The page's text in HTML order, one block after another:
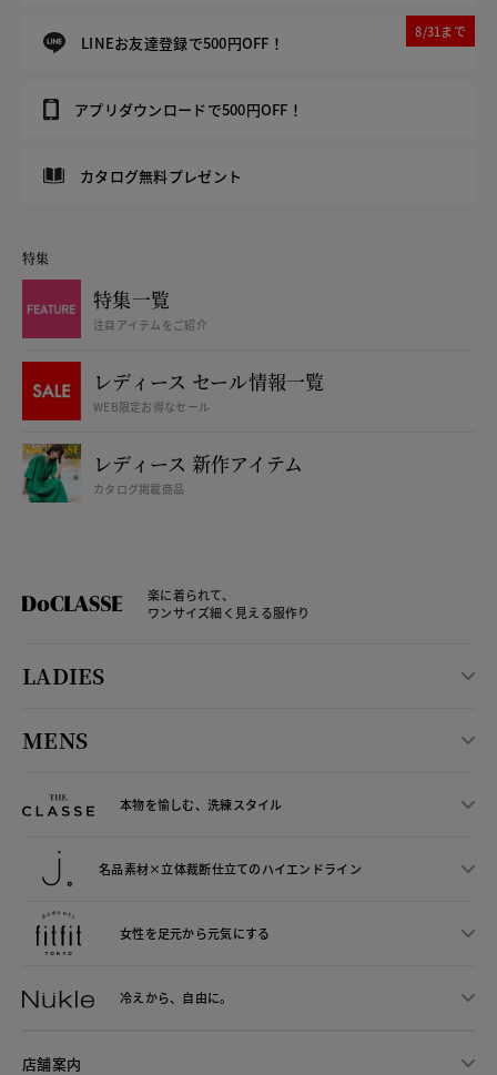
LINEお友達登録で500円OFF！
8/31まで
アプリダウンロードで500円OFF！
カタログ無料プレゼント
特集
特集一覧
注目アイテムをご紹介
レディース セール情報一覧
WEB限定お得なセール
レディース 新作アイテム
カタログ掲載商品
楽に着られて、
ワンサイズ細く見える服作り
LADIES
MENS
本物を愉しむ、洗練スタイル
名品素材×立体裁断仕立てのハイエンドライン
女性を足元から元気にする
冷えから、 自由に。
店舗案内